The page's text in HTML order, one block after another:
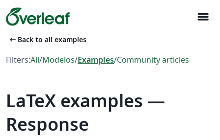
menu
arrow_left_alt Back to all examples
Filters:All/Modelos/Examples/Community articles
LaTeX examples —
Response